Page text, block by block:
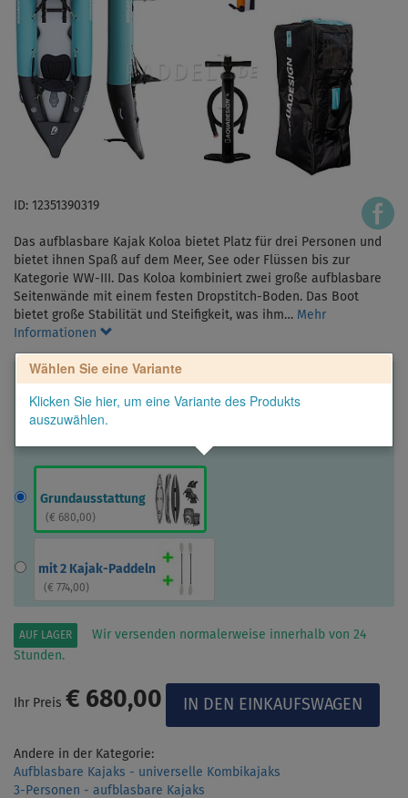
ID: 12351390319
Das aufblasbare Kajak Koloa bietet Platz für drei Personen und
bietet ihnen Spaß auf dem Meer, See oder Flüssen bis zur
Kategorie WW-III. Das Koloa kombiniert zwei große aufblasbare
Seitenwände mit einem festen Dropstitch-Boden. Das Boot
bietet große Stabilität und Steifigkeit, was ihm… Mehr
Informationen
Wählen Sie eine Variante
Klicken Sie hier, um eine Variante des Produkts
auszuwählen.
Grundausstattung
( € 680,00)
mit 2 Kajak-Paddeln
( € 774,00)
AUF LAGER
Wir versenden normalerweise innerhalb von 24
Stunden.
Ihr Preis € 680,00
Andere in der Kategorie:
Aufblasbare Kajaks - universelle Kombikajaks
3-Personen - aufblasbare Kajaks